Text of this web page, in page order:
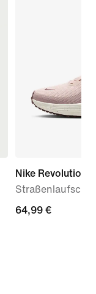
Nike Revolution
64,99 €
64,99 €